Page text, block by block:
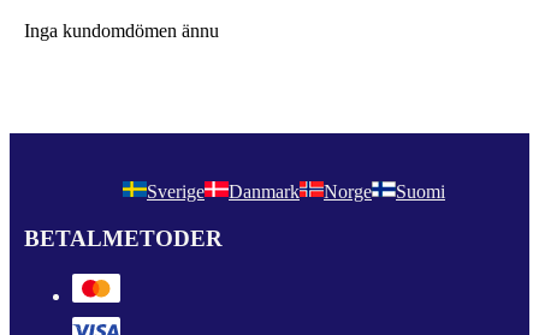
Inga kundomdömen ännu
Sverige Danmark Norge Suomi
BETALMETODER